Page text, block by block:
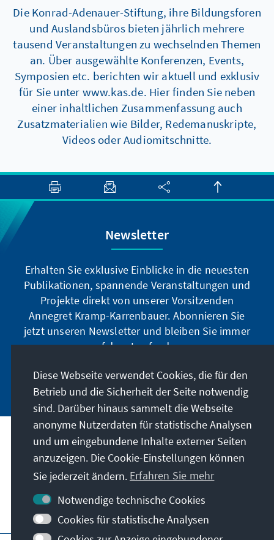
Die Konrad-Adenauer-Stiftung, ihre Bildungsforen
und Auslandsbüros bieten jährlich mehrere
tausend Veranstaltungen zu wechselnden Themen
an. Über ausgewählte Konferenzen, Events,
Symposien etc. berichten wir aktuell und exklusiv
für Sie unter www.kas.de. Hier finden Sie neben
einer inhaltlichen Zusammenfassung auch
Zusatzmaterialien wie Bilder, Redemanuskripte,
Videos oder Audiomitschnitte.
Newsletter
Erhalten Sie exklusive Einblicke in die neuesten
Publikationen, spannende Veranstaltungen und
Projekte direkt von unserer Vorsitzenden
Annegret Kramp-Karrenbauer. Abonnieren Sie
jetzt unseren Newsletter und bleiben Sie immer
auf dem Laufenden.
Jetzt abonnieren
Unser Auftrag
Kontakt
Weitere Angebote der Stiftung
Diese Webseite verwendet Cookies, die für den
Betrieb und die Sicherheit der Seite notwendig
sind. Darüber hinaus sammelt die Webseite
anonyme Nutzerdaten für statistische Analysen
und um eingebundene Inhalte externer Seiten
anzuzeigen. Die Cookie-Einstellungen können
Sie jederzeit ändern. Erfahren Sie mehr
Notwendige technische Cookies
Cookies für statistische Analysen